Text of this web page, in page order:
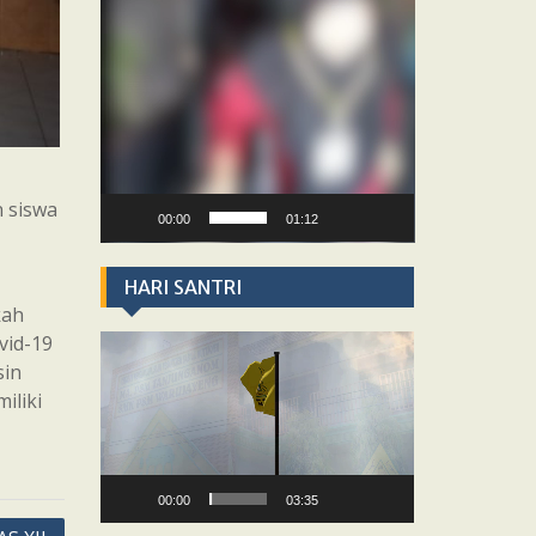
siswa
19
00:00 01:12
HARI SANTRI
00:00 03:35